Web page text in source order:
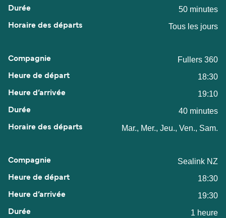
50 minutes
Tous les jours
Fullers 360
18:30
19:10
40 minutes
Mar., Mer., Jeu., Ven., Sam.
Sealink NZ
18:30
19:30
1 heure